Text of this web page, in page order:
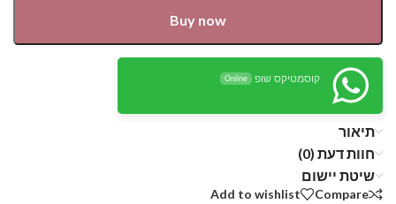
Buy now
קוסמטיקס שופ Online
תיאור
חוות דעת (0)
שיטת יישום
Compare
Add to wishlist